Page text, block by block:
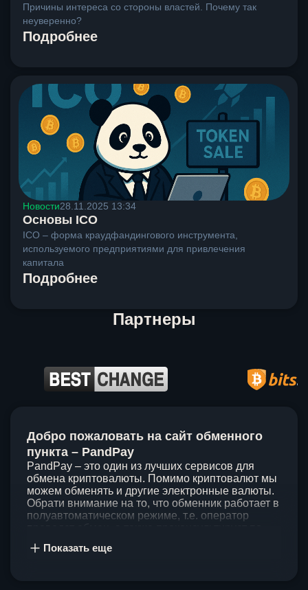
Причины интереса со стороны властей. Почему так
неуверенно?
Подробнее
Новости28.11.2025 13:34
Основы ICO
ICO – форма краудфандингового инструмента,
используемого предприятиями для привлечения
капитала
Подробнее
Партнеры
Добро пожаловать на сайт обменного
пункта – PandPay
PandPay – это один из лучших сервисов для
обмена криптовалюты. Помимо криптовалют мы
можем обменять и другие электронные валюты.
Обрати внимание на то, что обменник работает в
полуавтоматическом режиме, т.е. оператор
клиентов, поэтому стараемся проводить обмены
Показать еще